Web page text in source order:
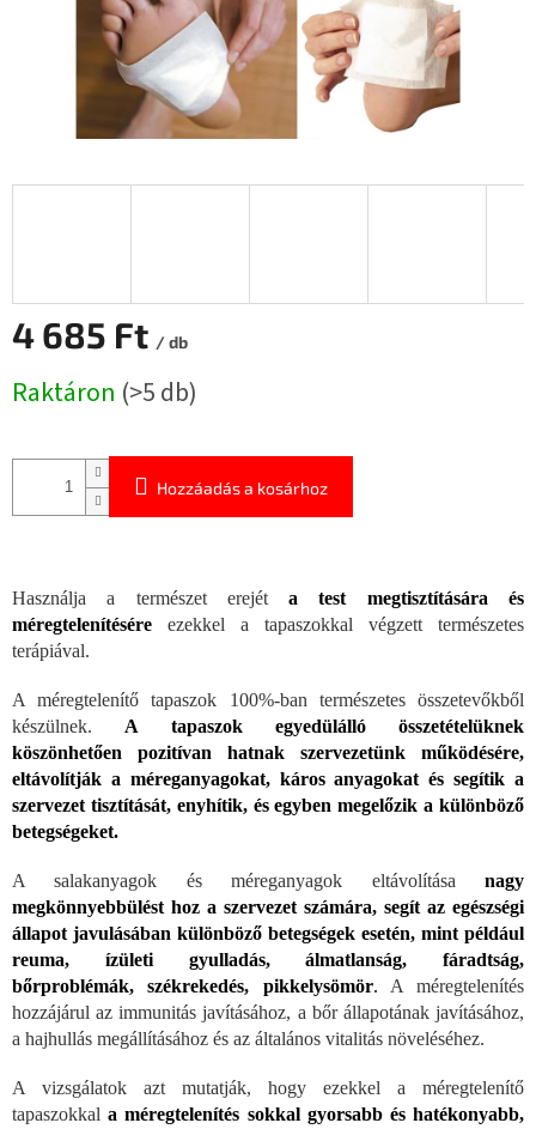
4 685 Ft / db
Raktáron (>5 db)
Hozzáadás a kosárhoz
Használja a természet erejéta test megtisztítására és
méregtelenítésére ezekkel a tapaszokkal végzett természetes
terápiával.
A méregtelenítő tapaszok 100%-ban természetes összetevőkből
készülnek. A tapaszok egyedülálló összetételüknek
köszönhetően pozitívan hatnak szervezetünk működésére,
eltávolítják a méreganyagokat, káros anyagokat és segítik a
szervezet tisztítását, enyhítik, és egyben megelőzik a különböző
betegségeket.
A salakanyagok és méreganyagok eltávolítása nagy
megkönnyebbülést hoz a szervezet számára, segít az egészségi
állapot javulásában különböző betegségek esetén, mint például
reuma, ízületi gyulladás, álmatlanság, fáradtság,
bőrproblémák, székrekedés, pikkelysömör. A méregtelenítés
hozzájárul az immunitás javításához, a bőr állapotának javításához,
a hajhullás megállításához és az általános vitalitás növeléséhez.
A vizsgálatok azt mutatják, hogy ezekkel a méregtelenítő
tapaszokkala méregtelenítés sokkal gyorsabb és hatékonyabb,